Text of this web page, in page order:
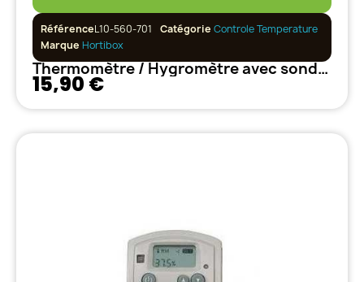
RéférenceL10-560-701 Catégorie Controle Temperature
Marque Hortibox
Thermomètre / Hygromètre avec sonde Grand écran
15,90 €